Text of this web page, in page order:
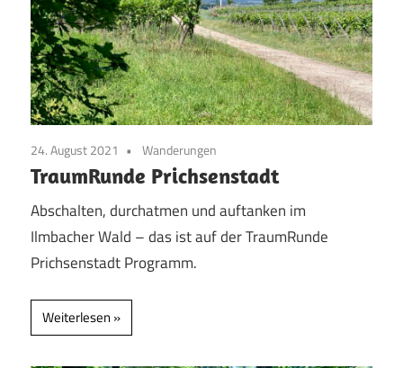
24. August 2021 Wanderungen
TraumRunde Prichsenstadt
Abschalten, durchatmen und auftanken im
Ilmbacher Wald – das ist auf der TraumRunde
Prichsenstadt Programm.
Weiterlesen